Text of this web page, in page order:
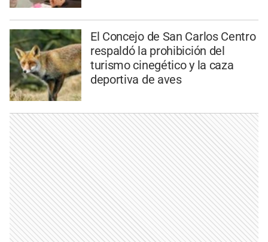
El Concejo de San Carlos Centro
respaldó la prohibición del
turismo cinegético y la caza
deportiva de aves